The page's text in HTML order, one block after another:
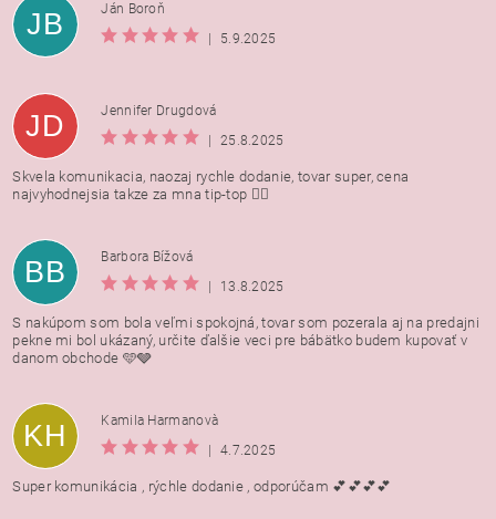
JB
Ján Boroň
|
5.9.2025
JD
Jennifer Drugdová
|
25.8.2025
Skvela komunikacia, naozaj rychle dodanie, tovar super, cena
najvyhodnejsia takze za mna tip-top 👍🏻
BB
Barbora Bížová
|
13.8.2025
S nakúpom som bola veľmi spokojná, tovar som pozerala aj na predajni
pekne mi bol ukázaný, určite ďalšie veci pre bábätko budem kupovať v
danom obchode 🩵🩶
KH
Kamila Harmanovà
|
4.7.2025
Super komunikácia , rýchle dodanie , odporúčam 💕💕💕💕